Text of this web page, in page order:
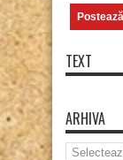
TEXT
ARHIVA
Arhiva